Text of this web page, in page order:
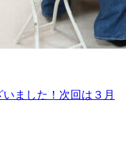
ました！次回は３月